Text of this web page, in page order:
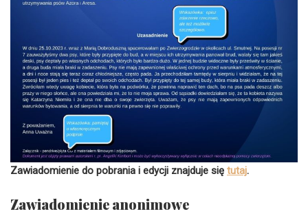
Zawiadomienie do pobrania i edycji znajduje się tutaj.
Zawiadomienie anonimowe